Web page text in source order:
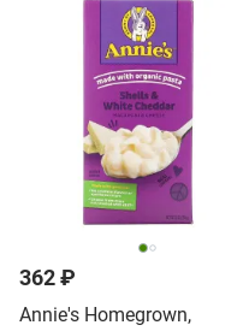
362 ₽
Annie's Homegrown,